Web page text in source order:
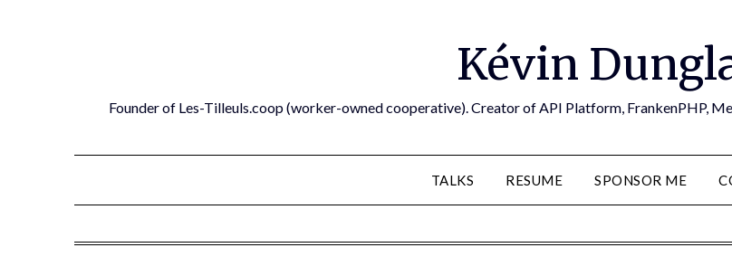
Kévin
Founder of Les-Tilleuls.coop (worker-owned cooperative). Creator of API Platform, FrankenPHP,
TALKS RESUME SPONSOR ME